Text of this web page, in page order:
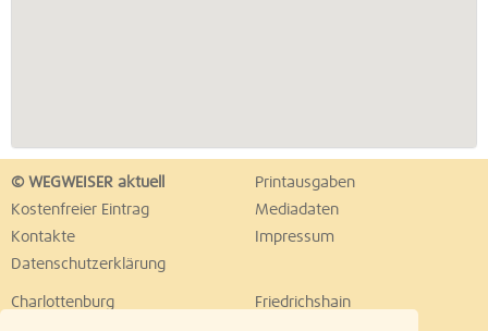
© WEGWEISER aktuell
Printausgaben
Kostenfreier Eintrag
Mediadaten
Kontakte
Impressum
Datenschutzerklärung
Charlottenburg
Friedrichshain